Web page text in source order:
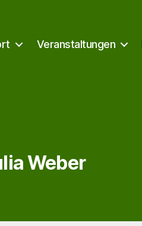
Veranstaltungen
Weber